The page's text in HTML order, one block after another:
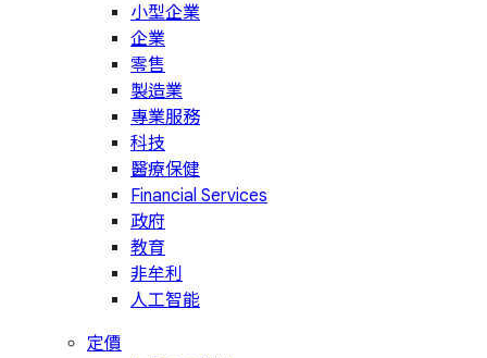
小型企業
企業
零售
製造業
專業服務
科技
醫療保健
Financial Services
政府
教育
非牟利
人工智能
定價